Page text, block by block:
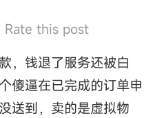
Rate this post
，钱退了服务还被白
傻逼在已完成的订单申
送到，卖的是虚拟物